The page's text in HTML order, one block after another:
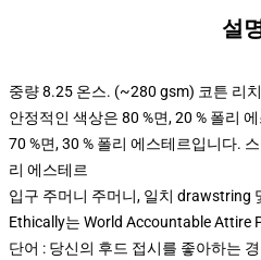
설
중량 8.25 온스. (~280 gsm) 코튼 리
안정적인 색상은 80 %면, 20 % 폴리
70 %면, 30 % 폴리 에스테르입니다.
리 에스테르
입구 주머니 주머니, 일치 drawstring
Ethically는 World Accountable Attire
단어 : 당신의 후드 접시를 좋아하는